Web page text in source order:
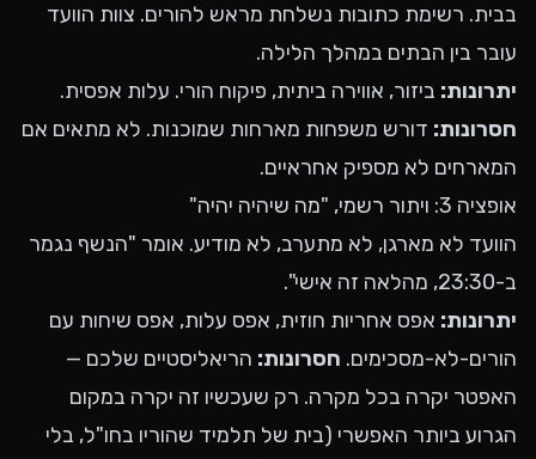
בבית. רשימת כתובות נשלחת מראש להורים. צוות הוועד
עובר בין הבתים במהלך הלילה.
יתרונות: ביזור, אווירה ביתית, פיקוח הורי. עלות אפסית.
חסרונות: דורש משפחות מארחות שמוכנות. לא מתאים אם
המארחים לא מספיק אחראיים.
אופציה 3: ויתור רשמי, "מה שיהיה יהיה"
הוועד לא מארגן, לא מתערב, לא מודיע. אומר "הנשף נגמר
ב-23:30, מהלאה זה אישי".
יתרונות: אפס אחריות חוזית, אפס עלות, אפס שיחות עם
הורים-לא-מסכימים. חסרונות: הריאליסטיים שלכם —
האפטר יקרה בכל מקרה. רק שעכשיו זה יקרה במקום
הגרוע ביותר האפשרי (בית של תלמיד שהוריו בחו"ל, בלי